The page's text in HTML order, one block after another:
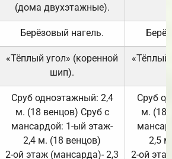
(дома двухэтажные).
Берёзовый нагель.
«Тёплый угол» (коренной
шип).
«Тёплый
Сруб одноэтажный: 2,4
м. (18 венцов) Сруб с
мансардой: 1-ый этаж-
2,4 м. (18 венцов)
2-ой этаж (мансарда)- 2,3
Сруб
м. (18
2,5
2-ой